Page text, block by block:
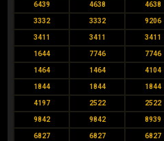
6439 4638 4638
3332 3332 9206
3411 3411 3411
1644 7746 7746
1464 1464 4104
1844 1844 1844
4197 2522 2522
9842 9842 8939
6827 6827 6827